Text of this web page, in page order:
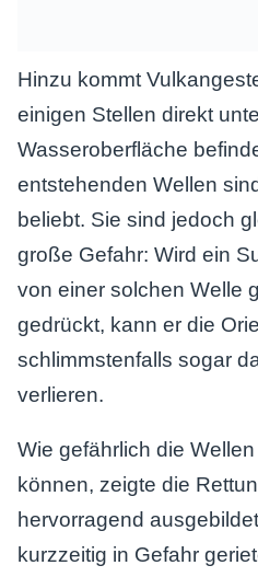
Hinzu kommt
einigen Stellen direkt
Wasseroberfläche
entstehenden Wellen
beliebt. Sie sind jedoch
große Gefahr: Wird ein
von einer solchen Welle
gedrückt, kann er die
schlimmstenfalls sogar
verlieren.
Wie gefährlich die
können, zeigte die
hervorragend
kurzzeitig in Gefahr